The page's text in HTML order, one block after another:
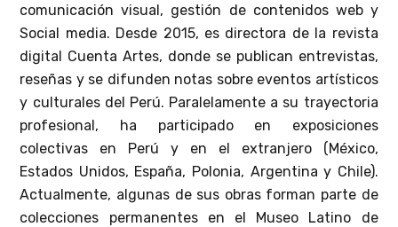
comunicación visual, gestión de contenidos web y
Social media. Desde 2015, es directora de la revista
digital Cuenta Artes, donde se publican entrevistas,
reseñas y se difunden notas sobre eventos artísticos
y culturales del Perú. Paralelamente a su trayectoria
profesional, ha participado en exposiciones
colectivas en Perú y en el extranjero (México,
Estados Unidos, España, Polonia, Argentina y Chile).
Actualmente, algunas de sus obras forman parte de
colecciones permanentes en el Museo Latino de